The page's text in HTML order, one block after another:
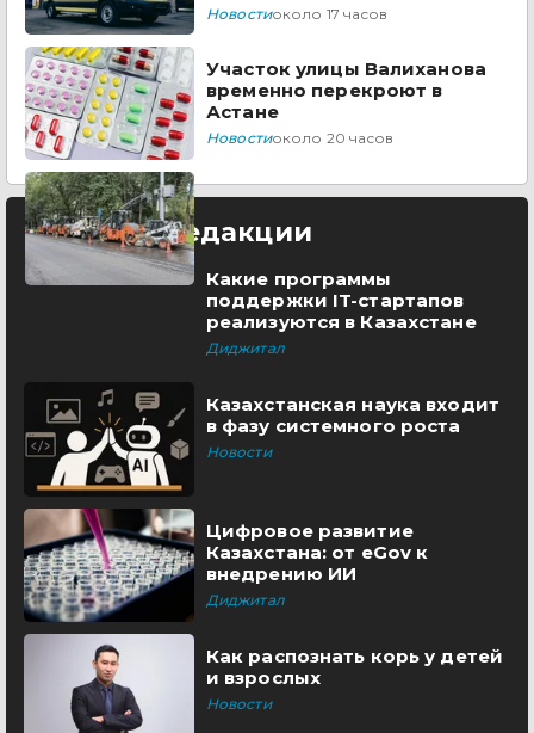
Новостиоколо 17 часов
Участок улицы Валиханова
временно перекроют в
Астане
Новостиоколо 20 часов
Выбор редакции
Какие программы
поддержки IT-стартапов
реализуются в Казахстане
Диджитал
Казахстанская наука входит
в фазу системного роста
Новости
Цифровое развитие
Казахстана: от eGov к
внедрению ИИ
Диджитал
Как распознать корь у детей
и взрослых
Новости